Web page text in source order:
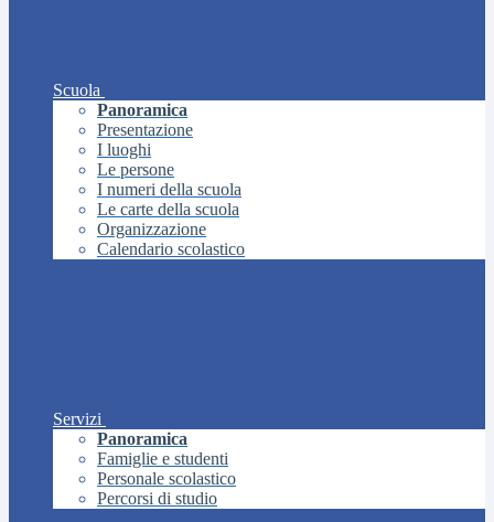
Scuola
Panoramica
Presentazione
I luoghi
Le persone
I numeri della scuola
Le carte della scuola
Organizzazione
Calendario scolastico
Servizi
Panoramica
Famiglie e studenti
Personale scolastico
Percorsi di studio